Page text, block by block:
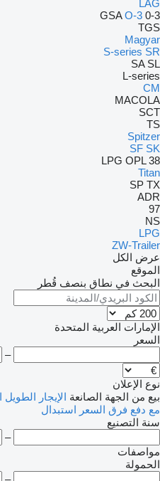
LAG
0-3
GSA O-3
TGS
Magyar
S-series SR
SA SL
L-series
CM
MACOLA
SCT
TS
Spitzer
SF SK
LPG OPL 38
Titan
SP TX
ADR
97
NS
LPG
ZW-Trailer
عرض الكل
الموقع
البحث في نطاق بنصف قُطر
الإمارات العربية المتحدة
السعر
–
نوع الإعلان
بيع من الجهة الصانعة الإيجار الطويل
مع دفع فرق السعر استبدال
سنة التصنيع
–
مواصفات
الحمولة